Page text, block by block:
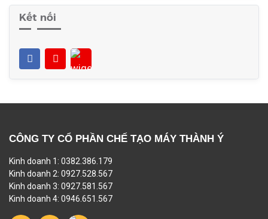
Kết nối
CÔNG TY CỔ PHẦN CHẾ TẠO MÁY THÀNH Ý
Kinh doanh 1: 0382.386.179
Kinh doanh 2: 0927.528.567
Kinh doanh 3: 0927.581.567
Kinh doanh 4: 0946.651.567